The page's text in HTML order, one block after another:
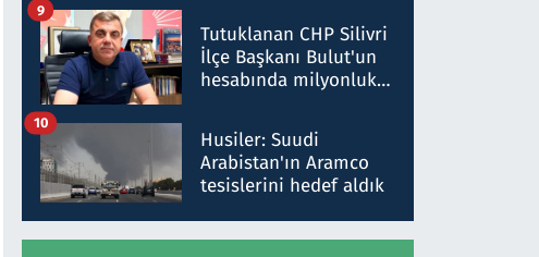
düşürüldüğü" iddiasını
yalanladı
Tutuklanan CHP Silivri
İlçe Başkanı Bulut'un
hesabında milyonluk
talimat verdi, ben
gönderdim
9
Husiler: Suudi
Arabistan'ın Aramco
tesislerini hedef aldık
10